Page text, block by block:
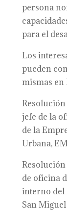
persona
para el
Los
pueden
mismas en
Resolución
jefe de la
de la
Urbana,
Resolución
de oficina
interno del
San Miguel